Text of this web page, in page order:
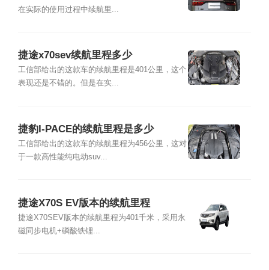
在实际的使用过程中续航里...
捷途x70sev续航里程多少
工信部给出的这款车的续航里程是401公里，这个
表现还是不错的。但是在实...
捷豹I-PACE的续航里程是多少
工信部给出的这款车的续航里程为456公里，这对
于一款高性能纯电动suv...
捷途X70S EV版本的续航里程
捷途X70SEV版本的续航里程为401千米，采用永
磁同步电机+磷酸铁锂...